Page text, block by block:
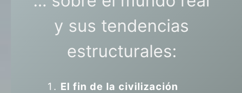
y sus tendencias
estructurales:
El fin de la civilización